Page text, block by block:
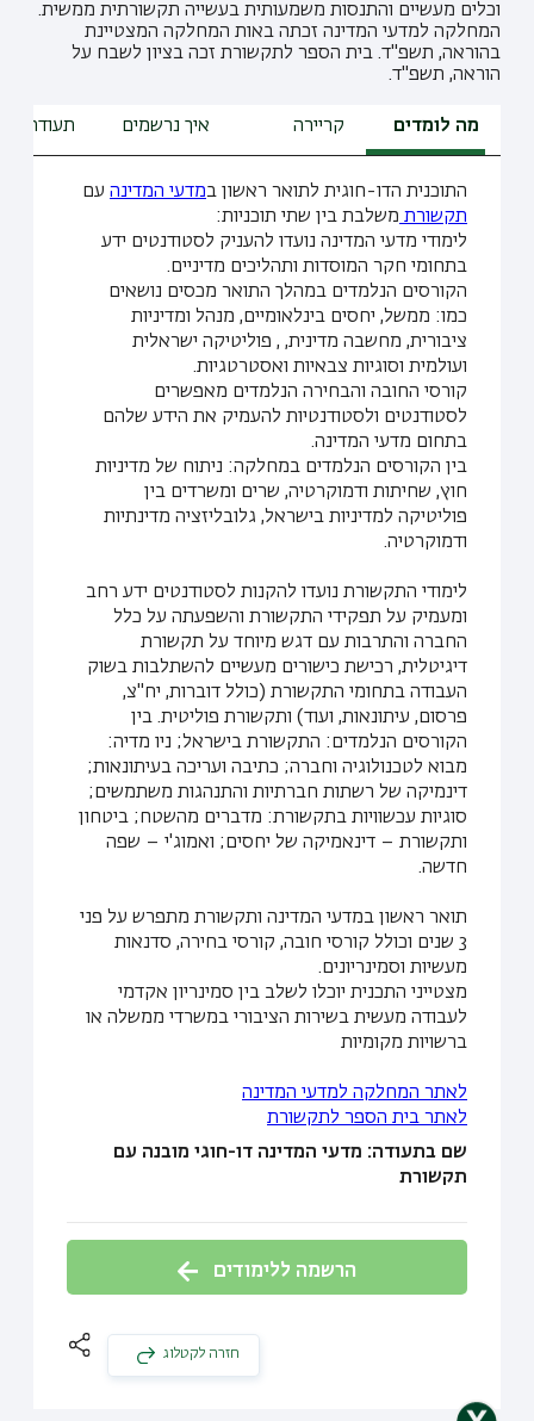
וכלים מעשיים והתנסות משמעותית בעשייה תקשורתית ממשית.
המחלקה למדעי המדינה זכתה באות המחלקה המצטיינת
בהוראה, תשפ"ד. בית הספר לתקשורת זכה בציון לשבח על
הוראה, תשפ"ד.
מה לומדים קריירה איך נרשמים תעודת
התוכנית הדו-חוגית לתואר ראשון במדעי המדינה עם
תקשורת משלבת בין שתי תוכניות:
לימודי מדעי המדינה נועדו להעניק לסטודנטים ידע
בתחומי חקר המוסדות ותהליכים מדיניים.
הקורסים הנלמדים במהלך התואר מכסים נושאים
כמו: ממשל, יחסים בינלאומיים, מנהל ומדיניות
ציבורית, מחשבה מדינית, , פוליטיקה ישראלית
ועולמית וסוגיות צבאיות ואסטרטגיות.
קורסי החובה והבחירה הנלמדים מאפשרים
לסטודנטים ולסטודנטיות להעמיק את הידע שלהם
בתחום מדעי המדינה.
בין הקורסים הנלמדים במחלקה: ניתוח של מדיניות
חוץ, שחיתות ודמוקרטיה, שרים ומשרדים בין
פוליטיקה למדיניות בישראל, גלובליזציה מדינתיות
ודמוקרטיה.
לימודי התקשורת נועדו להקנות לסטודנטים ידע רחב
ומעמיק על תפקידי התקשורת והשפעתה על כלל
החברה והתרבות עם דגש מיוחד על תקשורת
דיגיטלית, רכישת כישורים מעשיים להשתלבות בשוק
העבודה בתחומי התקשורת (כולל דוברות, יח"צ,
פרסום, עיתונאות, ועוד) ותקשורת פוליטית. בין
הקורסים הנלמדים: התקשורת בישראל; ניו מדיה:
מבוא לטכנולוגיה וחברה; כתיבה ועריכה בעיתונאות;
דינמיקה של רשתות חברתיות והתנהגות משתמשים;
סוגיות עכשוויות בתקשורת: מדברים מהשטח; ביטחון
ותקשורת – דינאמיקה של יחסים; ואמוג'י – שפה
חדשה.
תואר ראשון במדעי המדינה ותקשורת מתפרש על פני
3 שנים וכולל קורסי חובה, קורסי בחירה, סדנאות
מעשיות וסמינריונים.
מצטייני התכנית יוכלו לשלב בין סמינריון אקדמי
לעבודה מעשית בשירות הציבורי במשרדי ממשלה או
ברשויות מקומיות
לאתר המחלקה למדעי המדינה
לאתר בית הספר לתקשורת
שם בתעודה: מדעי המדינה דו-חוגי מובנה עם
תקשורת
הרשמה ללימודים
חזרה לקטלוג